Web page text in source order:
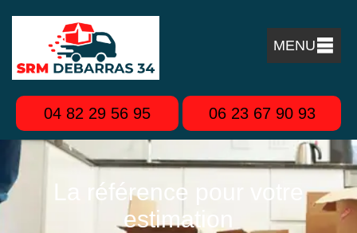
MENU
04 82 29 56 95 06 23 67 90 93
La référence pour votre
estimation